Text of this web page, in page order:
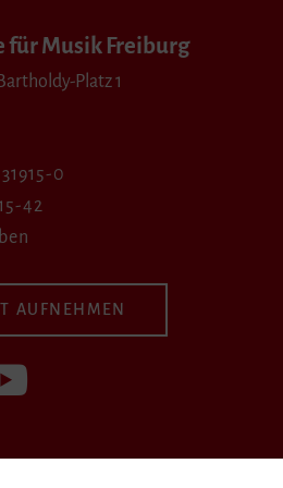
für Musik Freiburg
Platz 1
0
42
AUFNEHMEN
auf Facebook
Sie uns auf Instagram
Sie uns bei Vimeo